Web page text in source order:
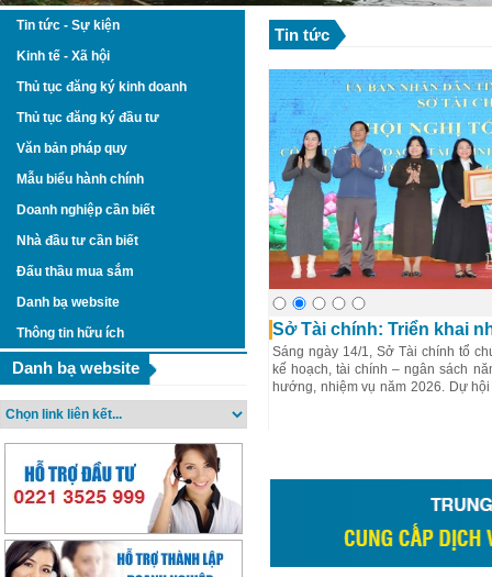
Tin tức - Sự kiện
Kinh tế - Xã hội
Thủ tục đăng ký kinh doanh
Thủ tục đăng ký đầu tư
Văn bản pháp quy
Mẫu biểu hành chính
Doanh nghiệp cần biết
Nhà đầu tư cần biết
Đấu thầu mua sắm
Danh bạ website
Thông tin hữu ích
Danh bạ website
Tin tức
69 dự án đầu tư mới trong
Yên thu hút 69 dự án đầu tư mới và
tăng vốn, với tổng vốn đăng ký mới và
và 251,4 triệu USD.
Sở Tài chính: Triển khai
Sáng ngày 14/1, Sở Tài chính tổ
kế hoạch, tài chính – ngân sách
hướng, nhiệm vụ năm 2026. Dự